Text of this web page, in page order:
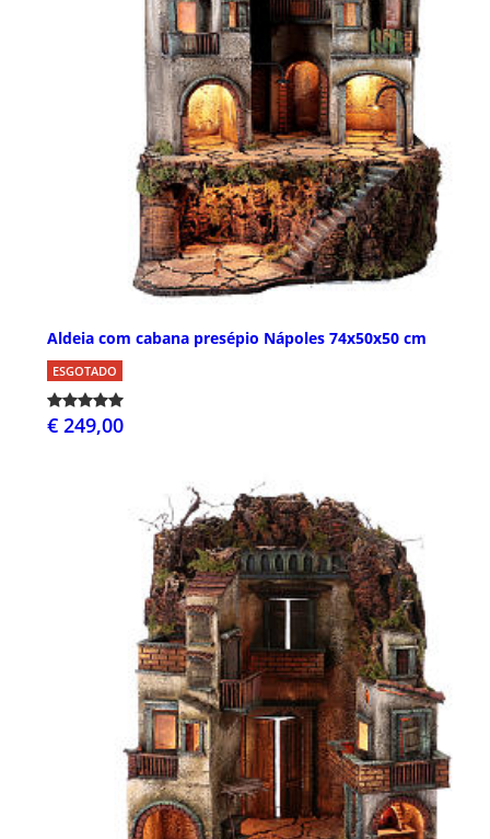
Aldeia com cabana presépio Nápoles 74x50x50 cm
ESGOTADO
€ 249,00